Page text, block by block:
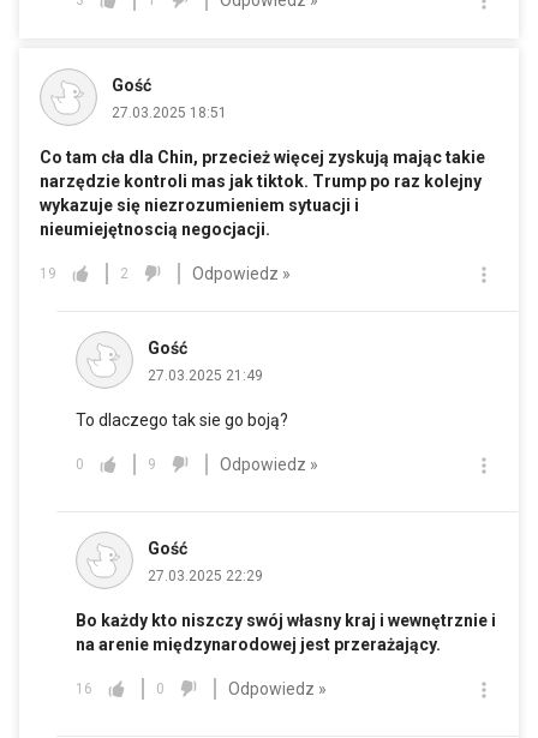
Gość
27.03.2025 18:51
Co tam cła dla Chin, przecież więcej zyskują mając takie
narzędzie kontroli mas jak tiktok. Trump po raz kolejny
wykazuje się niezrozumieniem sytuacji i
nieumiejętnoscią negocjacji.
19 2 Odpowiedz »
Gość
27.03.2025 21:49
To dlaczego tak sie go boją?
0 9 Odpowiedz »
Gość
27.03.2025 22:29
Bo każdy kto niszczy swój własny kraj i wewnętrznie i
na arenie międzynarodowej jest przerażający.
16 0 Odpowiedz »